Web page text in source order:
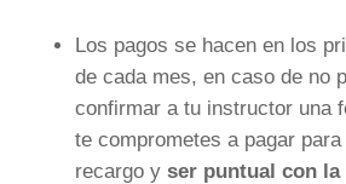
Los pagos se hacen en los
de cada mes, en caso de no
confirmar a tu instructor una
te comprometes a pagar
recargo y ser puntual con la